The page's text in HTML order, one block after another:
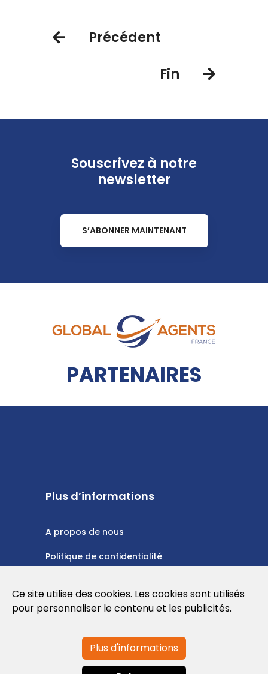
Précédent
Fin
Souscrivez à notre
newsletter
S’ABONNER MAINTENANT
PARTENAIRES
Plus d’informations
A propos de nous
Politique de confidentialité
Conditions d'utilisation
Contactez-nous
Ce site utilise des cookies. Les cookies sont utilisés
pour personnaliser le contenu et les publicités.
Plus d'informations